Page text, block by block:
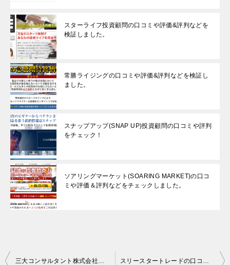
スターライフ投資顧問の口コミや評価&評判などを
検証しました。
常勝ライジングの口コミや評価&評判などを検証し
ました。
スナップアップ(SNAP UP)投資顧問の口コミや評判
をチェック！
ソアリングマーケット(SOARING MARKET)の口コ
ミや評価＆評判などをチェックしました。
投
三大コンサルタント株式会社の口コミや評価&評判などを検証しました。 スリースタートレードの口コミや評価&評判などを検証しました。